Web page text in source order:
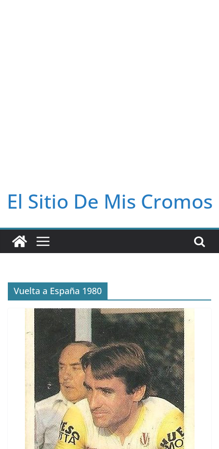
El Sitio De Mis Cromos
Vuelta a España 1980